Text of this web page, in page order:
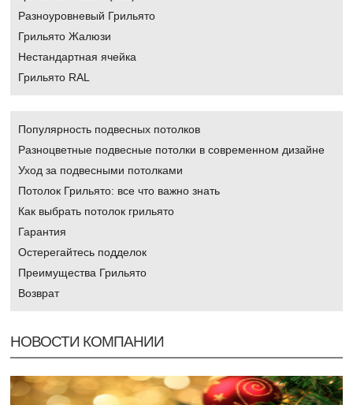
Разноуровневый Грильято
Грильято Жалюзи
Нестандартная ячейка
Грильято RAL
Популярность подвесных потолков
Разноцветные подвесные потолки в современном дизайне
Уход за подвесными потолками
Потолок Грильято: все что важно знать
Как выбрать потолок грильято
Гарантия
Остерегайтесь подделок
Преимущества Грильято
Возврат
НОВОСТИ КОМПАНИИ